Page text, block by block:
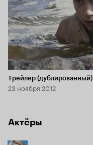
Длительность 2 мин
Трейлер (дублированный)
23 ноября 2012
Актёры